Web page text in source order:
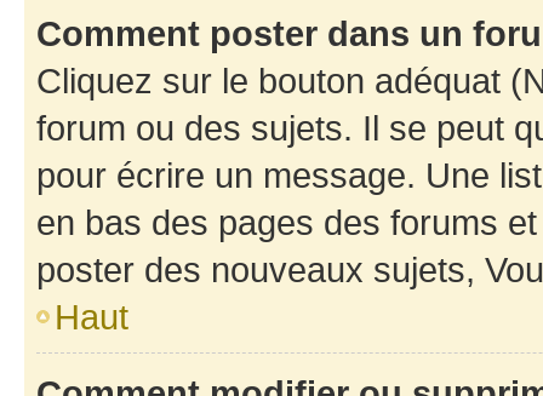
Comment poster dans un
Cliquez sur le bouton adéquat
forum ou des sujets. Il se peut
pour écrire un message. Une
en bas des pages des forums
poster des nouveaux sujets,
Haut